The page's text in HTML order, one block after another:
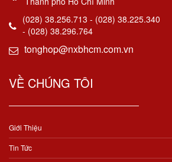
(028) 38.256.713 - (028) 38.225.340
- (028) 38.296.764
tonghop@nxbhcm.com.vn
VỀ CHÚNG TÔI
Giới Thiệu
Tin Tức